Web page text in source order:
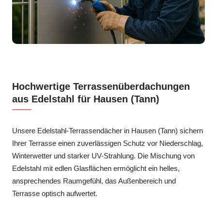
Hochwertige Terrassenüberdachungen
aus Edelstahl für Hausen (Tann)
Unsere Edelstahl-Terrassendächer in Hausen (Tann) sichern
Ihrer Terrasse einen zuverlässigen Schutz vor Niederschlag,
Winterwetter und starker UV-Strahlung. Die Mischung von
Edelstahl mit edlen Glasflächen ermöglicht ein helles,
ansprechendes Raumgefühl, das Außenbereich und
Terrasse optisch aufwertet.